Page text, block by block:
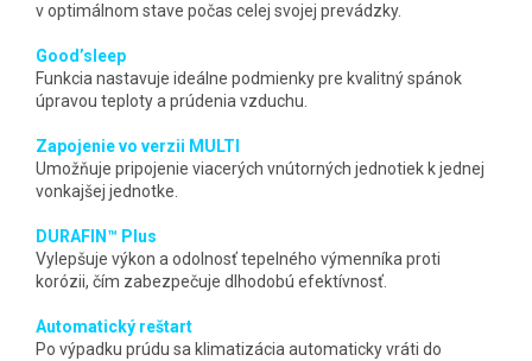
v optimálnom stave počas celej svojej prevádzky.
Good’sleep
Funkcia nastavuje ideálne podmienky pre kvalitný spánok
úpravou teploty a prúdenia vzduchu.
Zapojenie vo verzii MULTI
Umožňuje pripojenie viacerých vnútorných jednotiek k jednej
vonkajšej jednotke.
DURAFIN™ Plus
Vylepšuje výkon a odolnosť tepelného výmenníka proti
korózii, čím zabezpečuje dlhodobú efektívnosť.
Automatický reštart
Po výpadku prúdu sa klimatizácia automaticky vráti do